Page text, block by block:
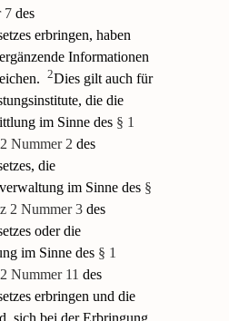
7 des
erbringen, haben
Informationen
2Dies gilt auch für
die die
im Sinne des § 1
Nummer 2 des
die
im Sinne des §
2 Nummer 3 des
oder die
im Sinne des § 1
Nummer 11 des
erbringen und die
sich bei der Erbringung